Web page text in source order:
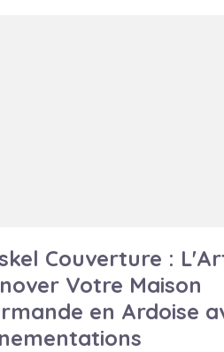
Couverture :
Votre Maison
en Ardoise